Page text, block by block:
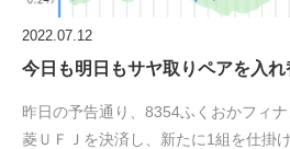
2022.07.12
今日も明日もサヤ取りペアを入れ
昨日の予告通り、8354ふくおかフィ
菱ＵＦＪを決済し、新たに1組を仕掛